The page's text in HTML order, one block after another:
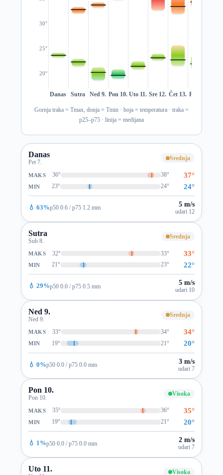
20°
25°
30°
Danas Sutra Ned 9. Pon 10. Uto 11. Sre 12. Čet 13. Pet 14.
Gornja traka = Tmax, donja = Tmin · boja = temperatura · traka =
p25–p75 · linija = medijana
Danas
Pet 7.
Srednja
MAKS 36° 38° 37°
MIN 23° 24° 24°
💧 63%p50 0.6 / p75 1.2 mm 5 m/s
udari 12
Sutra
Sub 8.
Srednja
MAKS 32° 33° 33°
MIN 21° 23° 22°
💧 29%p50 0.0 / p75 0.5 mm 5 m/s
udari 10
Ned 9.
Ned 9.
Srednja
MAKS 33° 34° 34°
MIN 19° 21° 20°
💧 0%p50 0.0 / p75 0.0 mm 3 m/s
udari 7
Pon 10.
Pon 10.
Visoka
MAKS 35° 36° 35°
MIN 19° 21° 20°
💧 1%p50 0.0 / p75 0.0 mm 2 m/s
udari 7
Uto 11. Visoka